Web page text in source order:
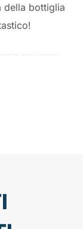
della bottiglia